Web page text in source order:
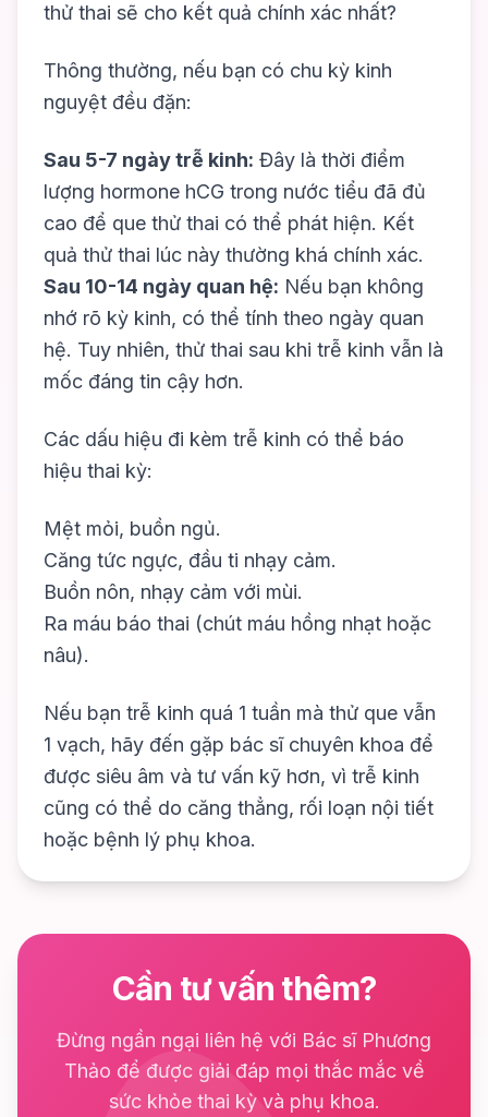
thử thai sẽ cho kết quả chính xác nhất?
Thông thường, nếu bạn có chu kỳ kinh
nguyệt đều đặn:
Sau 5-7 ngày trễ kinh: Đây là thời điểm
lượng hormone hCG trong nước tiểu đã đủ
cao để que thử thai có thể phát hiện. Kết
quả thử thai lúc này thường khá chính xác.
Sau 10-14 ngày quan hệ: Nếu bạn không
nhớ rõ kỳ kinh, có thể tính theo ngày quan
hệ. Tuy nhiên, thử thai sau khi trễ kinh vẫn là
mốc đáng tin cậy hơn.
Các dấu hiệu đi kèm trễ kinh có thể báo
hiệu thai kỳ:
Mệt mỏi, buồn ngủ.
Căng tức ngực, đầu ti nhạy cảm.
Buồn nôn, nhạy cảm với mùi.
Ra máu báo thai (chút máu hồng nhạt hoặc
nâu).
Nếu bạn trễ kinh quá 1 tuần mà thử que vẫn
1 vạch, hãy đến gặp bác sĩ chuyên khoa để
được siêu âm và tư vấn kỹ hơn, vì trễ kinh
cũng có thể do căng thẳng, rối loạn nội tiết
hoặc bệnh lý phụ khoa.
Cần tư vấn thêm?
Đừng ngần ngại liên hệ với Bác sĩ Phương
Thảo để được giải đáp mọi thắc mắc về
sức khỏe thai kỳ và phụ khoa.